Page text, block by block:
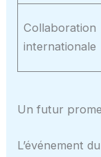
Collaboration
internationale
Un futur
L’événement